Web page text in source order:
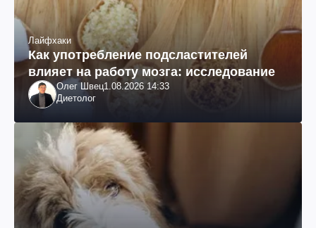
Лайфхаки
Как употребление подсластителей
влияет на работу мозга: исследование
Олег Швец1.08.2026 14:33
Диетолог